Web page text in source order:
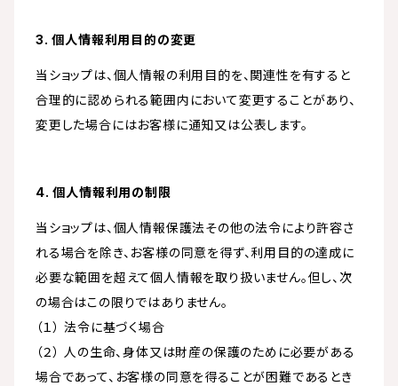
3. 個人情報利用目的の変更
当ショップは、個人情報の利用目的を、関連性を有すると
合理的に認められる範囲内において変更することがあり、
変更した場合にはお客様に通知又は公表します。
4. 個人情報利用の制限
当ショップは、個人情報保護法その他の法令により許容さ
れる場合を除き、お客様の同意を得ず、利用目的の達成に
必要な範囲を超えて個人情報を取り扱いません。但し、次
の場合はこの限りではありません。
（１） 法令に基づく場合
（２） 人の生命、身体又は財産の保護のために必要がある
場合であって、お客様の同意を得ることが困難であるとき